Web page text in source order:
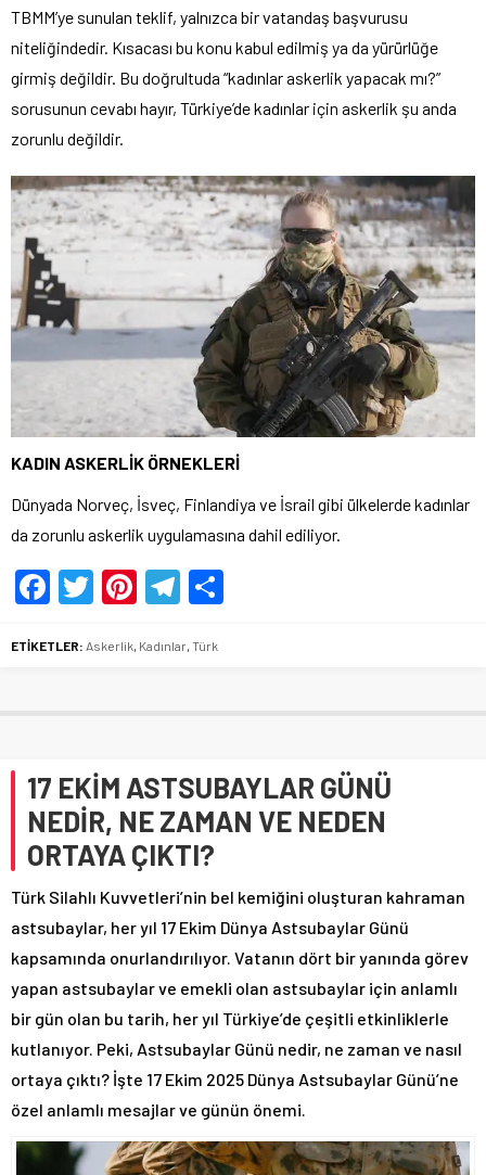
TBMM’ye sunulan teklif, yalnızca bir vatandaş başvurusu
niteliğindedir. Kısacası bu konu kabul edilmiş ya da yürürlüğe
girmiş değildir. Bu doğrultuda “kadınlar askerlik yapacak mı?”
sorusunun cevabı hayır, Türkiye’de kadınlar için askerlik şu anda
zorunlu değildir.
KADIN ASKERLİK ÖRNEKLERİ
Dünyada Norveç, İsveç, Finlandiya ve İsrail gibi ülkelerde kadınlar
da zorunlu askerlik uygulamasına dahil ediliyor.
Facebook
Twitter
Pinterest
Telegram
ETİKETLER: Askerlik Kadınlar Türk
17 EKİM ASTSUBAYLAR GÜNÜ
NEDİR, NE ZAMAN VE NEDEN
ORTAYA ÇIKTI?
Türk Silahlı Kuvvetleri’nin bel kemiğini oluşturan kahraman
astsubaylar, her yıl 17 Ekim Dünya Astsubaylar Günü
kapsamında onurlandırılıyor. Vatanın dört bir yanında görev
yapan astsubaylar ve emekli olan astsubaylar için anlamlı
bir gün olan bu tarih, her yıl Türkiye’de çeşitli etkinliklerle
kutlanıyor. Peki, Astsubaylar Günü nedir, ne zaman ve nasıl
ortaya çıktı? İşte 17 Ekim 2025 Dünya Astsubaylar Günü’ne
özel anlamlı mesajlar ve günün önemi.